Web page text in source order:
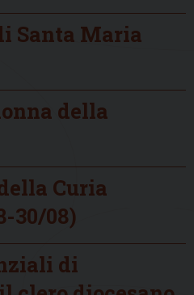
Santa Maria
della
Curia
30/08)
di